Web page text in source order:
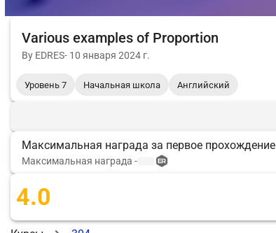
Various examples of Proportion
By EDRES- 10 января 2024 г.
Уровень 7 Начальная школа Английский
Максимальная награда за первое прохождение
Максимальная награда -
4.0